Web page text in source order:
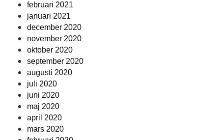
februari 2021
januari 2021
december 2020
november 2020
oktober 2020
september 2020
augusti 2020
juli 2020
juni 2020
maj 2020
april 2020
mars 2020